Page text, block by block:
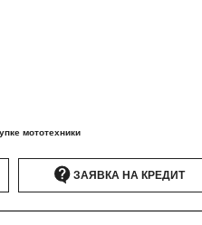
мототехники
ЗАЯВКА НА КРЕДИТ